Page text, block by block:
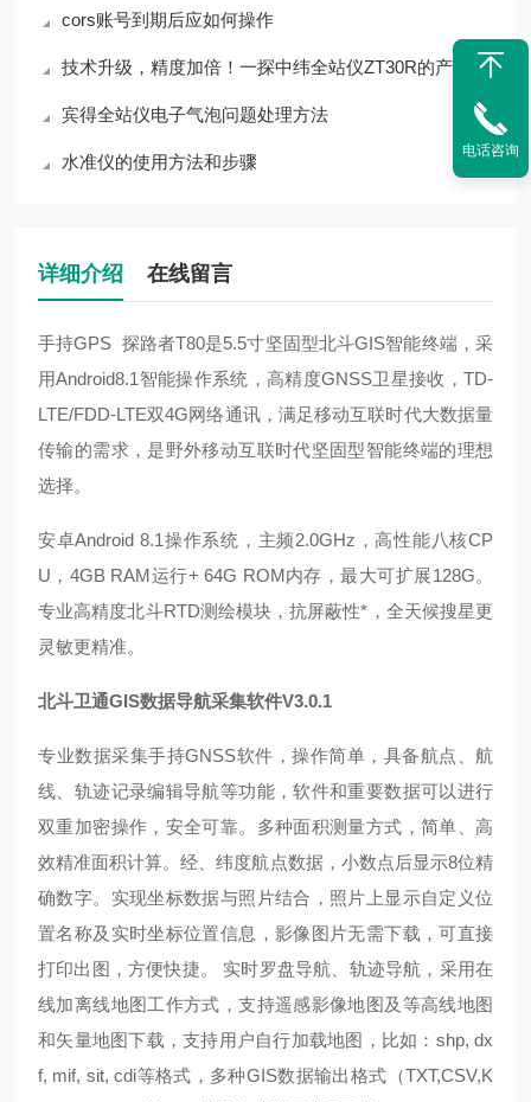
cors账号到期后应如何操作
技术升级，精度加倍！一探中纬全站仪ZT30R的产品特性
宾得全站仪电子气泡问题处理方法
水准仪的使用方法和步骤
详细介绍 在线留言
手持GPS 探路者T80是5.5寸坚固型北斗GIS智能终端，采
用Android8.1智能操作系统，高精度GNSS卫星接收，TD-
LTE/FDD-LTE双4G网络通讯，满足移动互联时代大数据量
传输的需求，是野外移动互联时代坚固型智能终端的理想
选择。
安卓Android 8.1操作系统，主频2.0GHz，高性能八核CP
U，4GB RAM运行+ 64G ROM内存，最大可扩展128G。
专业高精度北斗RTD测绘模块，抗屏蔽性*，全天候搜星更
灵敏更精准。
北斗卫通GIS数据导航采集软件V3.0.1
专业数据采集手持GNSS软件，操作简单，具备航点、航
线、轨迹记录编辑导航等功能，软件和重要数据可以进行
双重加密操作，安全可靠。多种面积测量方式，简单、高
效精准面积计算。经、纬度航点数据，小数点后显示8位精
确数字。实现坐标数据与照片结合，照片上显示自定义位
置名称及实时坐标位置信息，影像图片无需下载，可直接
打印出图，方便快捷。 实时罗盘导航、轨迹导航，采用在
线加离线地图工作方式，支持遥感影像地图及等高线地图
和矢量地图下载，支持用户自行加载地图，比如：shp, dx
f, mif, sit, cdi等格式，多种GIS数据输出格式（TXT,CSV,K
电话咨询